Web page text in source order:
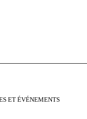
ET ÉVÉNEMENTS